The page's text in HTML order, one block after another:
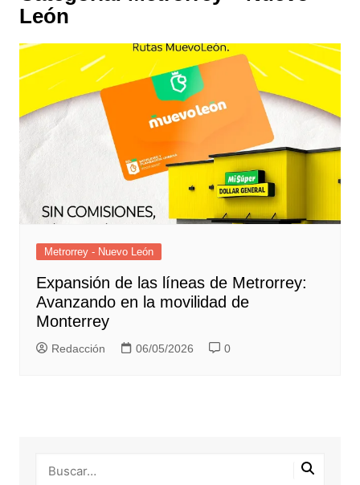
León
Metrorrey - Nuevo León
Expansión de las líneas de Metrorrey:
Avanzando en la movilidad de
Monterrey
Redacción 06/05/2026 0